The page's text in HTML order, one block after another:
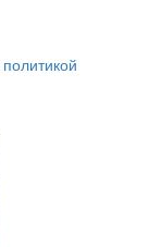
политикой